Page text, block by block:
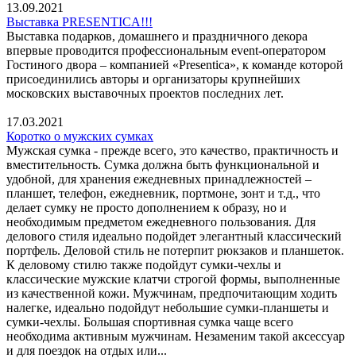
13.09.2021
Выставка PRESENTICA!!!
Выставка подарков, домашнего и праздничного декора
впервые проводится профессиональным event-оператором
Гостиного двора – компанией «Presentica», к команде которой
присоединились авторы и организаторы крупнейших
московских выставочных проектов последних лет.
17.03.2021
Коротко о мужских сумках
Мужская сумка - прежде всего, это качество, практичность и
вместительность. Сумка должна быть функциональной и
удобной, для хранения ежедневных принадлежностей –
планшет, телефон, ежедневник, портмоне, зонт и т.д., что
делает сумку не просто дополнением к образу, но и
необходимым предметом ежедневного пользования. Для
делового стиля идеально подойдет элегантный классический
портфель. Деловой стиль не потерпит рюкзаков и планшеток.
К деловому стилю также подойдут сумки-чехлы и
классические мужские клатчи строгой формы, выполненные
из качественной кожи. Мужчинам, предпочитающим ходить
налегке, идеально подойдут небольшие сумки-планшеты и
сумки-чехлы. Большая спортивная сумка чаще всего
необходима активным мужчинам. Незаменим такой аксессуар
и для поездок на отдых или...